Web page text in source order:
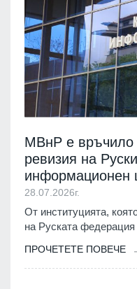
МВнР е връчило
ревизия на
информационен
28.07.2026г.
От институцията,
на Руската
ПРОЧЕТЕТЕ ПОВЕЧЕ